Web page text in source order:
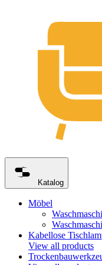
Katalog
Möbel
Kabellose
View all products